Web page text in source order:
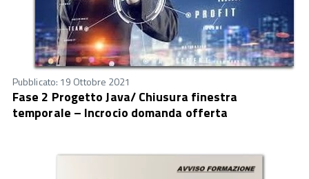
Pubblicato: 19 Ottobre 2021
Fase 2 Progetto Java/ Chiusura finestra
temporale – Incrocio domanda offerta